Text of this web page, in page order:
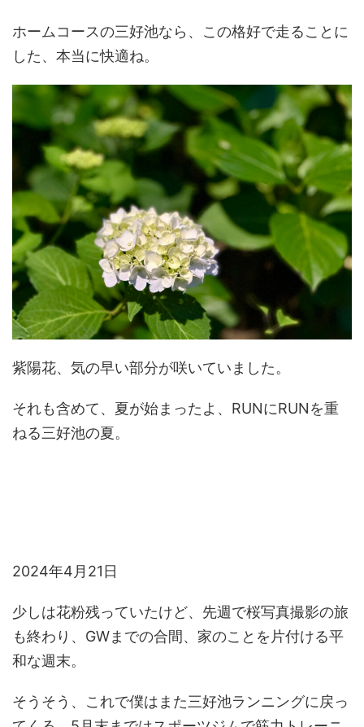
ホームコースの三好池なら、この格好で走ることに
した、本当に快適ね。
紫陽花、気の早い部分が咲いていました。
それも含めて、夏が始まったよ、RUNにRUNを重
ねる三好池の夏。
2024年4月21日
少しは花粉残っていたけど、先週で桜写真撮影の旅
も終わり、GWまでの合間、家のことを片付ける平
和な週末。
そうそう、これで僕はまた三好池ランニングに戻っ